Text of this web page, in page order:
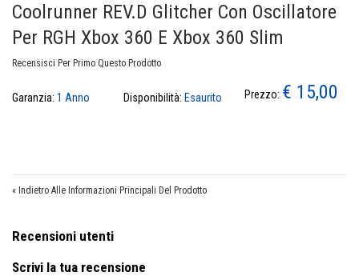
Coolrunner REV.D Glitcher Con Oscillatore
Per RGH Xbox 360 E Xbox 360 Slim
Recensisci Per Primo Questo Prodotto
Garanzia: 1 Anno Disponibilità: Esaurito Prezzo: € 15,00
« Indietro Alle Informazioni Principali Del Prodotto
Recensioni utenti
Scrivi la tua recensione